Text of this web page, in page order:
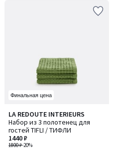
Финальная цена
LA REDOUTE INTERIEURS
Набор из 3 полотенец для
гостей TIFLI / ТИФЛИ
1800 ₽-20%
1440 ₽
4,4
/ 5